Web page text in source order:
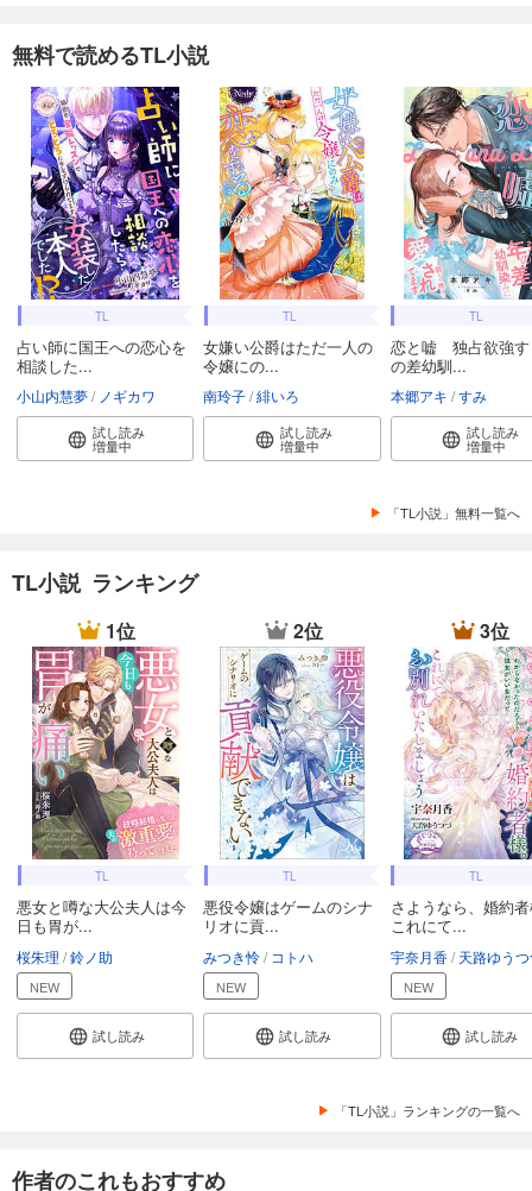
無料で読めるTL小説
TL
占い師に国王への恋心を
相談した...
小山内慧夢 ノギカワ
試し読み
増量中
TL
女嫌い公爵はただ一人の
令嬢にの...
南玲子 緋いろ
試し読み
増量中
TL
恋と嘘 独占欲強す
の差幼馴...
本郷アキ すみ
試し読み
増量中
「TL小説」無料一覧へ
TL小説 ランキング
1位
TL
悪女と噂な大公夫人は今
日も胃が...
桜朱理 鈴ノ助
NEW
試し読み
2位
TL
悪役令嬢はゲームのシナ
リオに貢...
みつき怜 コトハ
NEW
試し読み
3位
TL
さようなら、婚約
これにて...
宇奈月香 天路ゆう
NEW
試し読み
「TL小説」ランキングの一覧へ
作者のこれもおすすめ